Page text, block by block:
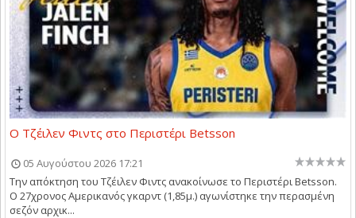
Ο Τζέιλεν Φιντς στο Περιστέρι Betsson
05 Αυγούστου 2026 17:21
Την απόκτηση του Τζέιλεν Φιντς ανακοίνωσε το Περιστέρι Betsson.
Ο 27χρονος Αμερικανός γκαρντ (1,85μ.) αγωνίστηκε την περασμένη
σεζόν αρχικ...